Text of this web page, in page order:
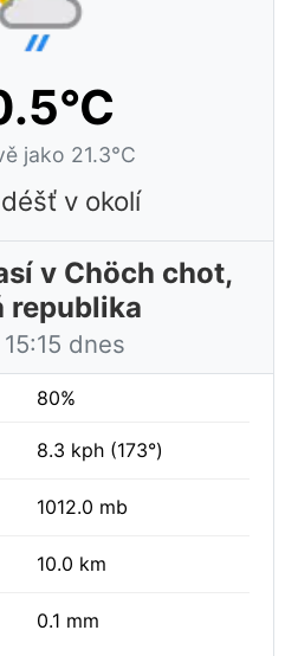
jako 21.3°C
v okolí
v Chöch chot,
republika
dnes
80%
8.3 kph (173°)
1012.0 mb
10.0 km
0.1 mm